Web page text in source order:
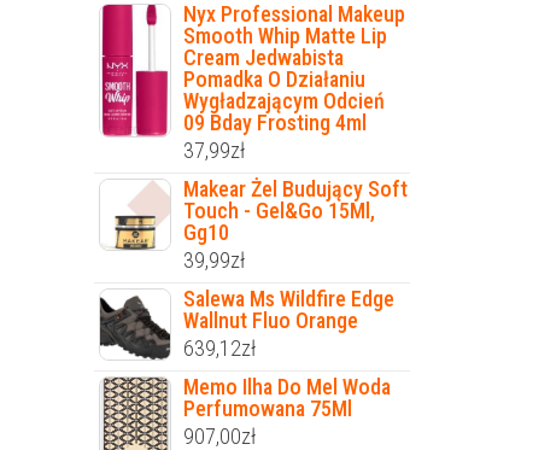
Nyx Professional Makeup
Smooth Whip Matte Lip
Cream Jedwabista
Pomadka O Działaniu
Wygładzającym Odcień
09 Bday Frosting 4ml
37,99zł
Makear Żel Budujący Soft
Touch - Gel&Go 15Ml,
Gg10
39,99zł
Salewa Ms Wildfire Edge
Wallnut Fluo Orange
639,12zł
Memo Ilha Do Mel Woda
Perfumowana 75Ml
907,00zł